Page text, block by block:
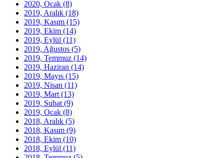
2020, Ocak (8)
2019, Aralık (18)
2019, Kasım (15)
2019, Ekim (14)
2019, Eylül (11)
2019, Ağustos (5)
2019, Temmuz (14)
2019, Haziran (14)
2019, Mayıs (15)
2019, Nisan (11)
2019, Mart (13)
2019, Şubat (9)
2019, Ocak (8)
2018, Aralık (5)
2018, Kasım (9)
2018, Ekim (10)
2018, Eylül (11)